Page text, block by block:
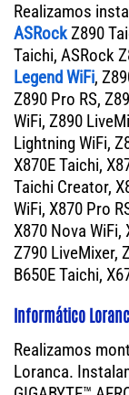
Realizamos
ASRockZ890
Taichi, ASRock
Legend WiFi,
Z890 Pro RS,
WiFi, Z890
Lightning WiFi,
X870E Taichi,
Taichi Creator,
WiFi, X870 Pro
X870 Nova WiFi,
Z790 LiveMixer,
B650E Taichi,
Informático
Realizamos
Loranca.